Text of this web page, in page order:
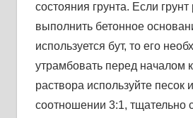
состояния грунта. Если
выполнить бетонное
используется бут, то его
утрамбовать перед началом
раствора используйте песок
соотношении 3:1, тщательно